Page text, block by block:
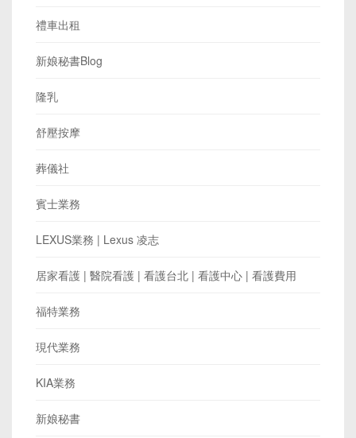
禮車出租
新娘秘書Blog
隆乳
舒壓按摩
葬儀社
賓士業務
LEXUS業務 | Lexus 凌志
居家看護 | 醫院看護 | 看護台北 | 看護中心 | 看護費用
福特業務
現代業務
KIA業務
新娘秘書